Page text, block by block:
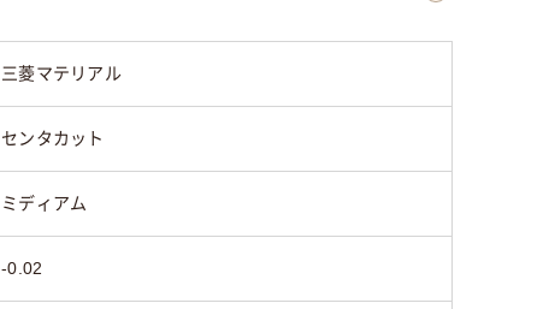
三菱マテリアル
センタカット
ミディアム
-0.02